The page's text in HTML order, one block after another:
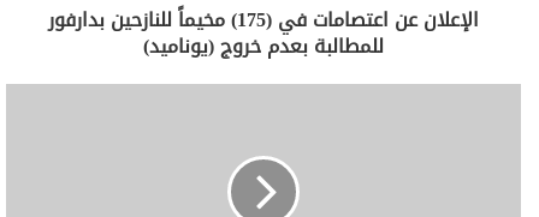
الإعلان عن اعتصامات في (175) مخيماً للنازحين بدارفور
للمطالبة بعدم خروج (يوناميد)